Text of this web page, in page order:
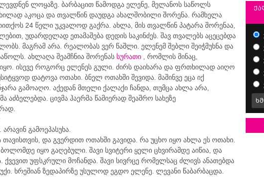
ლოყაზე. ბარბაცით წამოდგა ელენე, მელანოს საწოლს
აკოცა და თვალწინ დაუდგა ახალშობილი შორენა. რამხელა
24 წელი უკვალოდ გაქრა. ახლა, მის თვალწინ პატარა შორენაა,
უდარდელად ეთამაშება დედის საკინძეს. შავ თვალებს აცეცებდა
მაგრამ არა. რეალობას ვერ წაშლი. ელენემ შებლი შეიჭმუხნა და
ახლაღა შეამჩნია შორენას სურათი , რომლის მინაც,
ისევე როგორც ელენეს გული. ძირს დაიხარა და ფრთხილად აიღო
დატოვა ოთახი. ბნელ ოთახში შევიდა. მაშინვე ეცა იქ
გამოაღო. აქედან მთელი ქალაქი ჩანდა, თუმცა ახლა არა,
აძბელებდა. ცივმა ჰაერმა წამიერად შეაშრო სახეზე
გამოეპასუხა.
თავისთვის, და გვერდით ოთახში გავიდა. რა უცხო იყო ახლა ეს ოთახი.
იყო გაღებული. შავი სვიტერი ყელი ცხვირამდე აიწია, და
ქვევით უფსკრული მოჩანდა. შავი სივრცე რომელსაც ძლივს ანათებდა
ხრეშიან ზედაპირზე უსულოდ ეგდო ელენე. ლევანი წაბარბაცდა.